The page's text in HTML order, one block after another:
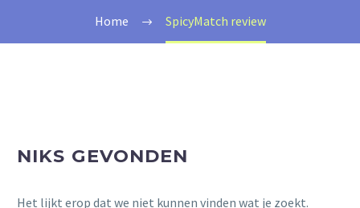
Home SpicyMatch review
NIKS GEVONDEN
Het lijkt erop dat we niet kunnen vinden wat je zoekt.